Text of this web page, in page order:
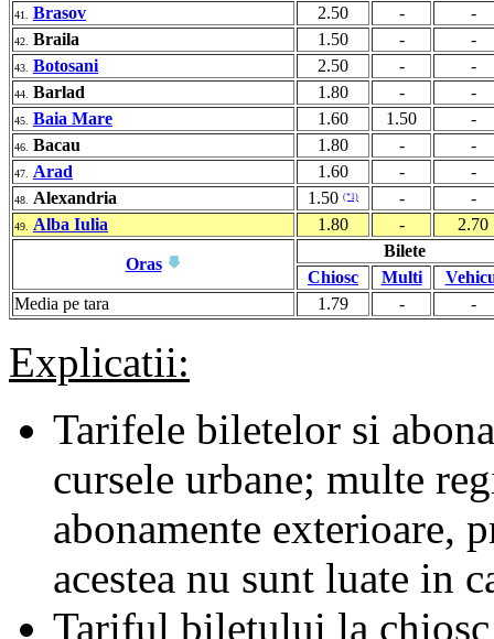
41. Brasov 2.50 - -
42. Braila 1.50 - -
43. Botosani 2.50 - -
44. Barlad 1.80 - -
45. Baia Mare 1.60 1.50 -
46. Bacau 1.80 - -
47. Arad 1.60 - -
48. Alexandria 1.50 (*1) - -
49. Alba Iulia 1.80 - 2.70
Oras
Bilete
Chiosc
Multi
Media pe tara
1.79 - -
Explicatii:
Tarifele biletelor si
cursele urbane; multe
abonamente exterioare,
acestea nu sunt luate in
Tariful biletului la